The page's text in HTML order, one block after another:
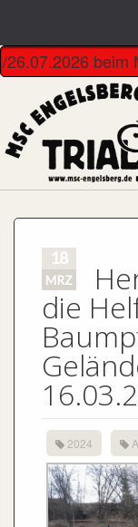
beim MSC
18
MRZ
die
2024